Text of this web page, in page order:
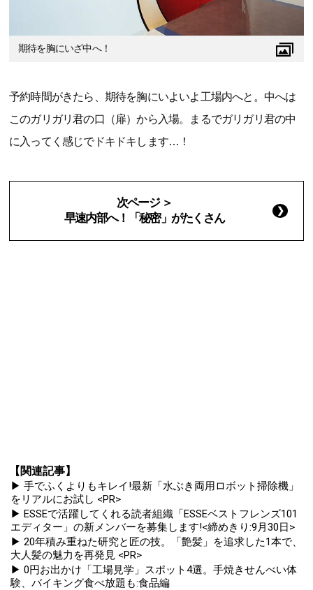
期待を胸にいざ中へ！
予約時間がきたら、期待を胸にいよいよ工場内へと。中へは
このガリガリ君の口（扉）から入場。まるでガリガリ君の中
に入ってく感じでドキドキします…！
次ページ ＞
早速内部へ！「秘密」がたくさん
【関連記事】
▶ 手でふくよりもキレイ!最新「水ぶき両用ロボット掃除機」
をリアルにお試し <PR>
▶ ESSEで活躍してくれる読者組織「ESSEベストフレンズ101
エディター」の新メンバーを募集します!<締めきり:9月30日>
▶ 20年積み重ねた研究と匠の技。「艶髪」を追求した1本で、
大人髪の魅力を再発見 <PR>
▶ 0円お出かけ「工場見学」スポット4選。手焼きせんべい体
験、バイキング食べ放題も:食品編